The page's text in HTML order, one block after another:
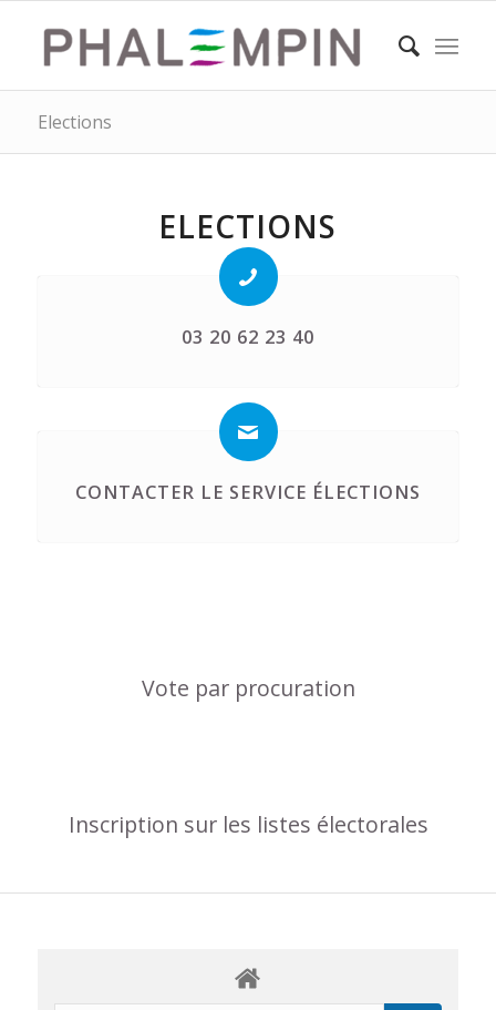
Elections
ELECTIONS
03 20 62 23 40
CONTACTER LE SERVICE ÉLECTIONS
Vote par procuration
Inscription sur les listes électorales